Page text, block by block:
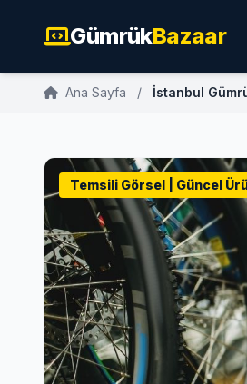
GümrükBazaar
Ana Sayfa / İstanbul
Temsili Görsel | Güncel